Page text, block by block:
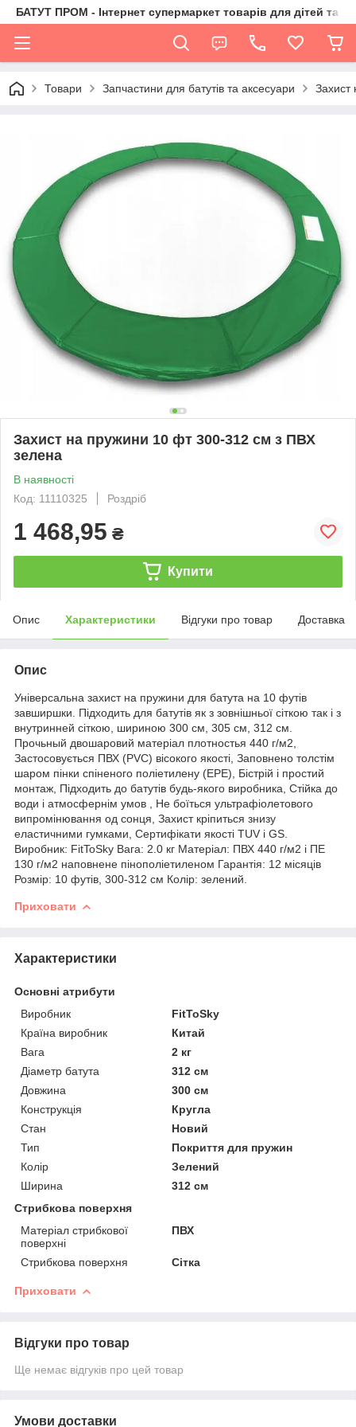
БАТУТ ПРОМ - Інтернет супермаркет товарів для дітей та їх
Товари Запчастини для батутів та аксесуари
Захист на пружини 10 фт 300-312 см з ПВХ
зелена
В наявності
Код: 11110325
Роздріб
1 468,95 ₴
Купити
Опис Характеристики Відгуки про товар Доставка
Опис
Універсальна захист на пружини для батута на 10 футів
завширшки. Підходить для батутів як з зовнішньої сіткою так і з
внутринней сіткою, шириною 300 см, 305 см, 312 см.
Прочьный двошаровий матеріал плотностья 440 г/м2,
Застосовується ПВХ (PVC) вісокого якості, Заповнено толстім
шаром пінки спіненого поліетилену (EPE), Бістрій і простий
монтаж, Підходить до батутів будь-якого виробника, Стійка до
води і атмосфернім умов , Не боїться ультрафіолетового
випромінювання од сонця, Захист кріпиться знизу
еластичними гумками, Сертифікати якості TUV і GS.
Виробник: FitToSky Вага: 2.0 кг Матеріал: ПВХ 440 г/м2 і ПЕ
130 г/м2 наповнене пінополіетиленом Гарантія: 12 місяців
Розмір: 10 футів, 300-312 см Колір: зелений.
Приховати
Характеристики
Основні атрибути
Виробник
FitToSky
Країна виробник
Китай
Вага
2 кг
Діаметр батута
312 см
Довжина
300 см
Конструкція
Кругла
Стан
Новий
Тип
Покриття для пружин
Колір
Зелений
Ширина
312 см
Стрибкова поверхня
Матеріал стрибкової
поверхні
ПВХ
Стрибкова поверхня Сітка
Приховати
Відгуки про товар
Ще немає відгуків про цей товар
Умови доставки